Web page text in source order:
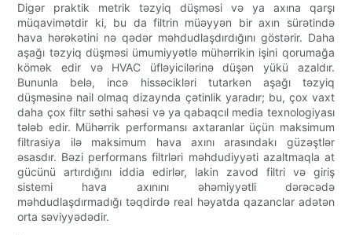
Digər praktik metrik təzyiq düşməsi və ya axına qarşı
müqavimətdir ki, bu da filtrin müəyyən bir axın sürətində
hava hərəkətini nə qədər məhdudlaşdırdığını göstərir. Daha
aşağı təzyiq düşməsi ümumiyyətlə mühərrikin işini qorumağa
kömək edir və HVAC üfləyicilərinə düşən yükü azaldır.
Bununla belə, incə hissəcikləri tutarkən aşağı təzyiq
düşməsinə nail olmaq dizaynda çətinlik yaradır; bu, çox vaxt
daha çox filtr səthi sahəsi və ya qabaqcıl media texnologiyası
tələb edir. Mühərrik performansı axtaranlar üçün maksimum
filtrasiya ilə maksimum hava axını arasındakı güzəştlər
əsasdır. Bəzi performans filtrləri məhdudiyyəti azaltmaqla at
gücünü artırdığını iddia edirlər, lakin zavod filtri və giriş
sistemi hava axınını əhəmiyyətli dərəcədə
məhdudlaşdırmadığı təqdirdə real həyatda qazanclar adətən
orta səviyyədədir.